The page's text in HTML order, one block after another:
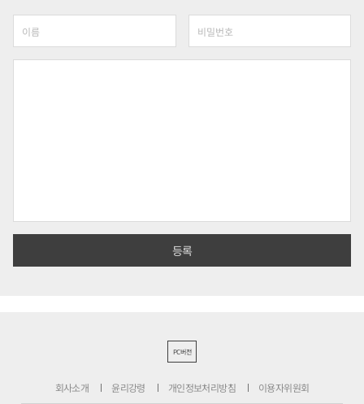
PC버전
회사소개 윤리강령 개인정보처리방침 이용자위원회